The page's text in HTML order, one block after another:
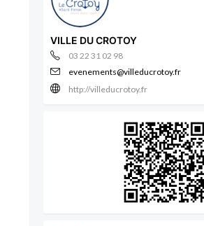
VILLE DU CROTOY
03 22 31 02 98
evenements@villeducrotoy.fr
http://villeducrotoy.fr